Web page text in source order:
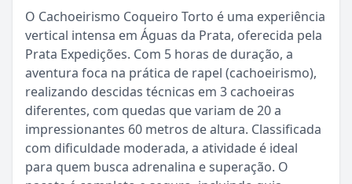
O Cachoeirismo Coqueiro Torto é uma experiência
vertical intensa em Águas da Prata, oferecida pela
Prata Expedições. Com 5 horas de duração, a
aventura foca na prática de rapel (cachoeirismo),
realizando descidas técnicas em 3 cachoeiras
diferentes, com quedas que variam de 20 a
impressionantes 60 metros de altura. Classificada
com dificuldade moderada, a atividade é ideal
para quem busca adrenalina e superação. O
Sou Turista em Águas da Prata